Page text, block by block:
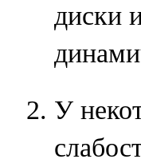
диски
У